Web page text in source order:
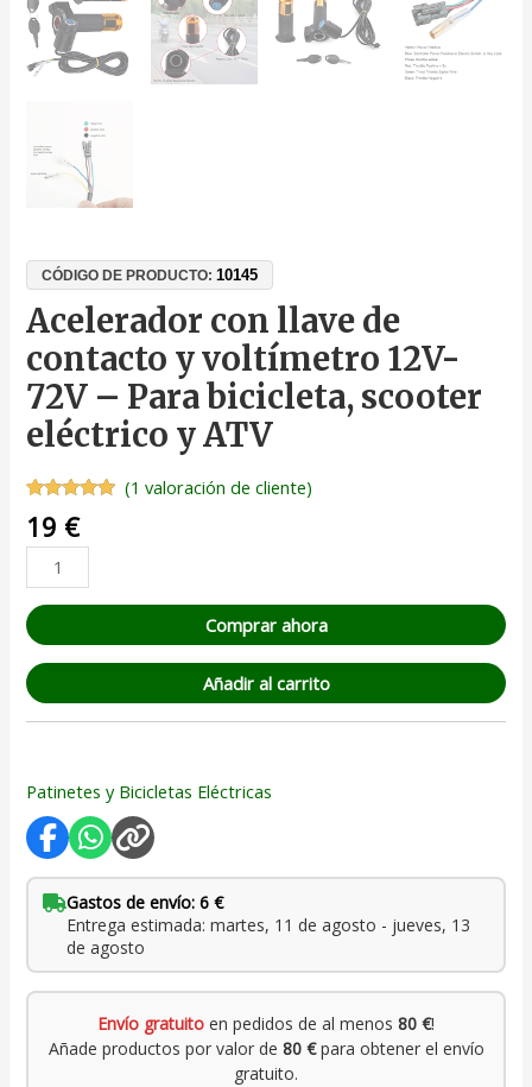
CÓDIGO DE PRODUCTO:10145
Acelerador con llave de
contacto y voltímetro 12V-
72V – Para bicicleta, scooter
eléctrico y ATV
Valorado
con 5.00
5 en base
1
valoración
de un
(1 valoración de cliente)
19 €
Comprar ahora
Añadir al carrito
Patinetes y Bicicletas Eléctricas
Gastos de envío: 6 €
Entrega estimada: martes, 11 de agosto - jueves, 13
de agosto
Envío gratuito en pedidos de al menos 80 €!
Añade productos por valor de 80 €para obtener el envío
gratuito.